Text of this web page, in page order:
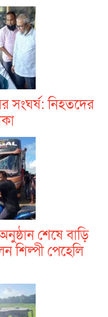
সংঘর্ষ: নিহতদের
শেষে বাড়ি
শিল্পী পেহেলি